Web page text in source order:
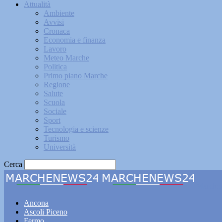
Attualità
Ambiente
Avvisi
Cronaca
Economia e finanza
Lavoro
Meteo Marche
Politica
Primo piano Marche
Regione
Salute
Scuola
Sociale
Sport
Tecnologia e scienze
Turismo
Università
Cerca
Ancona
Ascoli Piceno